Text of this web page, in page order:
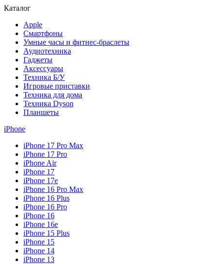
Каталог
Apple
Смартфоны
Умные часы и фитнес-браслеты
Аудиотехника
Гаджеты
Аксессуары
Техника Б/У
Игровые приставки
Техника для дома
Техника Dyson
Планшеты
iPhone
iPhone 17 Pro Max
iPhone 17 Pro
iPhone Air
iPhone 17
iPhone 17e
iPhone 16 Pro Max
iPhone 16 Plus
iPhone 16 Pro
iPhone 16
iPhone 16e
iPhone 15 Plus
iPhone 15
iPhone 14
iPhone 13